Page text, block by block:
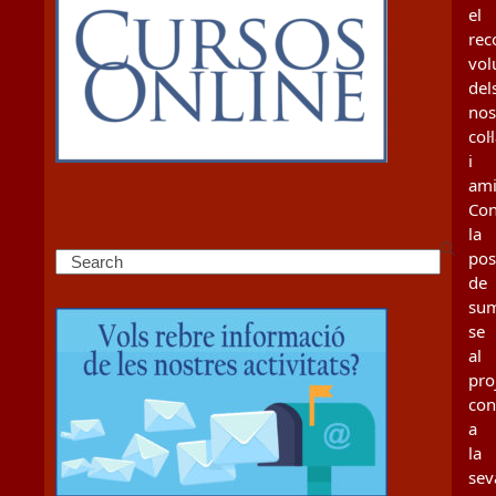
Search
el
i
la
de
se
al
a
la